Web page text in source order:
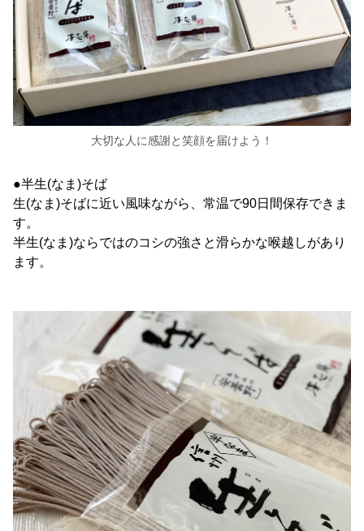
大切な人に感謝と笑顔を届けよう！
●半生(なま)そば
生(なま)そばに近い風味ながら、常温で90日間保存できま
す。
半生(なま)ならではのコシの強さと滑らかな喉越しがあり
ます。